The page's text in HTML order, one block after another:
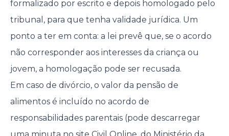
formalizado por escrito e depois homologado pelo
tribunal, para que tenha validade jurídica. Um
ponto a ter em conta: a lei prevê que, se o acordo
não corresponder aos interesses da criança ou
jovem, a homologação pode ser recusada.
Em caso de divórcio, o valor da pensão de
alimentos é incluído no acordo de
responsabilidades parentais (pode descarregar